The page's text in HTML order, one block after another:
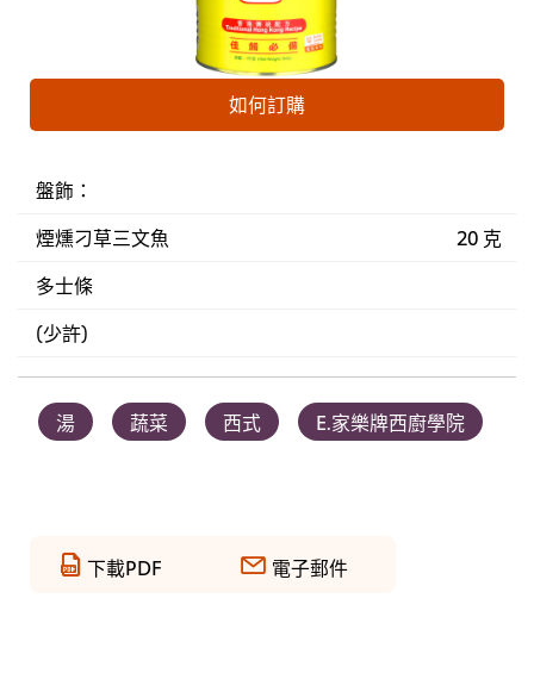
如何訂購
盤飾：
煙燻刁草三文魚
20 克
多士條
(少許)
湯 蔬菜 西式 E.家樂牌西廚學院
下載PDF 電子郵件